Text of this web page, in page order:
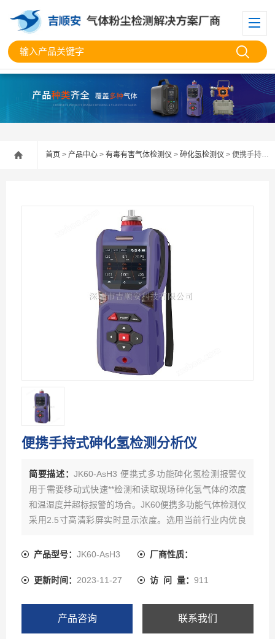
首页 > 产品中心 > 有毒有害气体检测仪 > 砷化氢检测仪 > 便携手持式砷化氢检测分析仪
便携手持式砷化氢检测分析仪
简要描述：JK60-AsH3 便携式多功能砷化氢检测报警仪
用于需要移动式快速**检测和读取现场砷化氢气体的浓度
和温湿度并超标报警的场合。JK60便携多功能气体检测仪
采用2.5寸高清彩屏实时显示浓度。选用当前行业内优良
的气体传感器、瑞士高精度电容式数字温湿度传感器。
软件著作**和外观**。JK60可以检测管道中或受限空间、
气体种类超过1000多种，还可以检测各种背景气体为氮气
产品型号： JK60-AsH3 厂商性质：
更新时间： 2023-11-27 访 问 量： 911
产品咨询 联系我们